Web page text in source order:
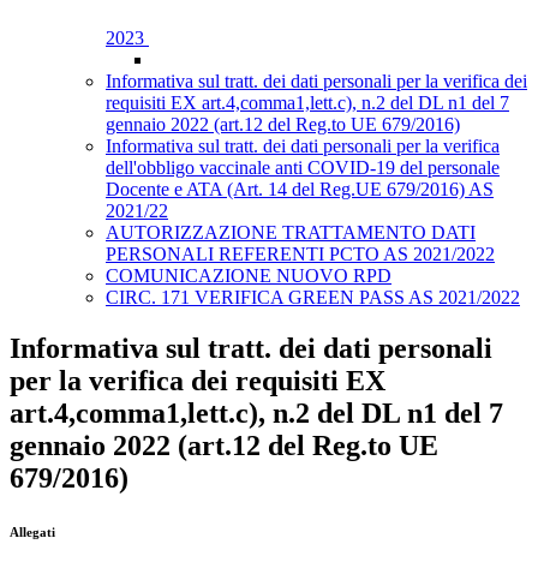
2023
Informativa sul tratt. dei dati personali per la verifica dei
requisiti EX art.4,comma1,lett.c), n.2 del DL n1 del 7
gennaio 2022 (art.12 del Reg.to UE 679/2016)
Informativa sul tratt. dei dati personali per la verifica
dell'obbligo vaccinale anti COVID-19 del personale
Docente e ATA (Art. 14 del Reg.UE 679/2016) AS
2021/22
AUTORIZZAZIONE TRATTAMENTO DATI
PERSONALI REFERENTI PCTO AS 2021/2022
COMUNICAZIONE NUOVO RPD
CIRC. 171 VERIFICA GREEN PASS AS 2021/2022
Informativa sul tratt. dei dati personali
per la verifica dei requisiti EX
art.4,comma1,lett.c), n.2 del DL n1 del 7
gennaio 2022 (art.12 del Reg.to UE
679/2016)
Allegati